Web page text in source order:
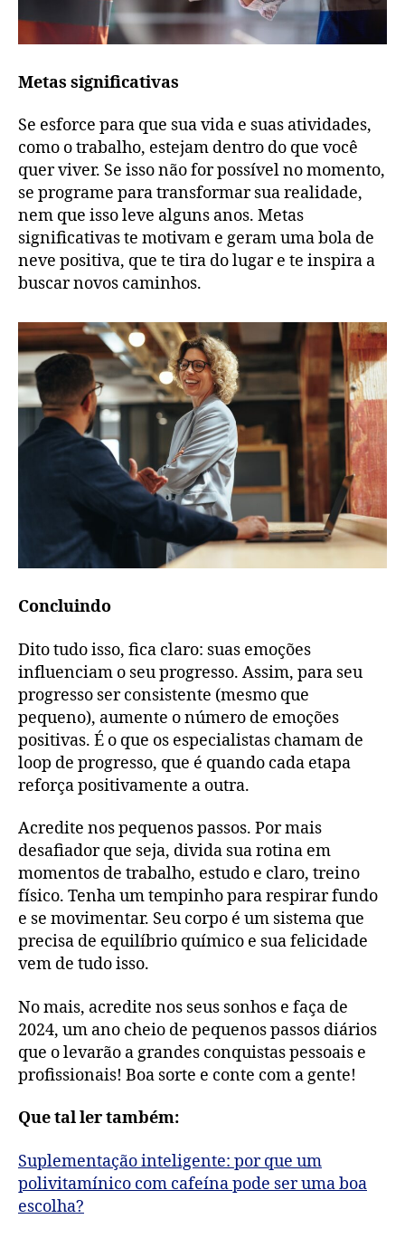
Metas significativas
Se esforce para que sua vida e suas atividades,
como o trabalho, estejam dentro do que você
quer viver. Se isso não for possível no momento,
se programe para transformar sua realidade,
nem que isso leve alguns anos. Metas
significativas te motivam e geram uma bola de
neve positiva, que te tira do lugar e te inspira a
buscar novos caminhos.
Concluindo
Dito tudo isso, fica claro: suas emoções
influenciam o seu progresso. Assim, para seu
progresso ser consistente (mesmo que
pequeno), aumente o número de emoções
positivas. É o que os especialistas chamam de
loop de progresso, que é quando cada etapa
reforça positivamente a outra.
Acredite nos pequenos passos. Por mais
desafiador que seja, divida sua rotina em
momentos de trabalho, estudo e claro, treino
físico. Tenha um tempinho para respirar fundo
e se movimentar. Seu corpo é um sistema que
precisa de equilíbrio químico e sua felicidade
vem de tudo isso.
No mais, acredite nos seus sonhos e faça de
2024, um ano cheio de pequenos passos diários
que o levarão a grandes conquistas pessoais e
profissionais! Boa sorte e conte com a gente!
Que tal ler também:
Suplementação inteligente: por que um
polivitamínico com cafeína pode ser uma boa
escolha?